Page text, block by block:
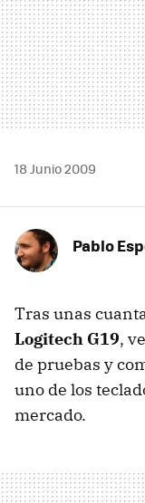
18 Junio 2009
Pablo
Tras unas
Logitech G19,
de pruebas y
uno de los
mercado.